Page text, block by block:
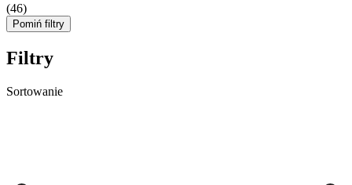
(46)
Pomiń filtry
Filtry
Sortowanie